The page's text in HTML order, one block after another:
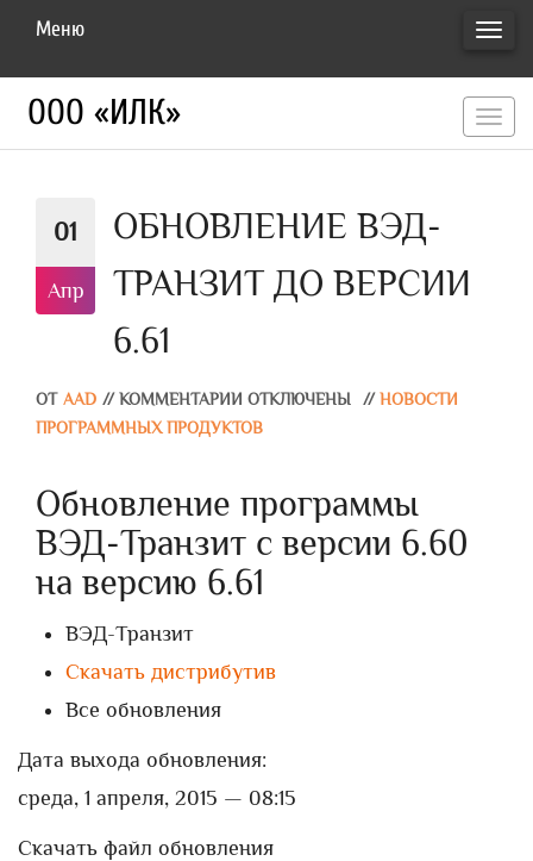
Меню
ООО «ИЛК»
01
Апр
ОБНОВЛЕНИЕ ВЭД-
ТРАНЗИТ ДО ВЕРСИИ
6.61
ОТ AAD // КОММЕНТАРИИ ОТКЛЮЧЕНЫ // НОВОСТИ
ПРОГРАММНЫХ ПРОДУКТОВ
Обновление программы
ВЭД-Транзит с версии 6.60
на версию 6.61
ВЭД-Транзит
Скачать дистрибутив
Все обновления
Дата выхода обновления:
среда, 1 апреля, 2015 — 08:15
Скачать файл обновления